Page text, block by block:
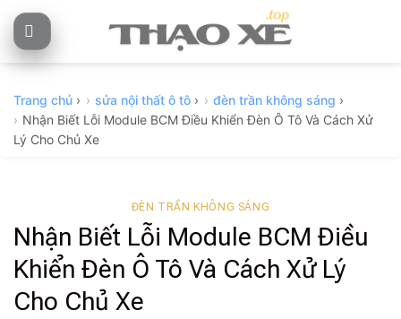
Skip
to
Trang chủ › sửa nội thất ô tô › đèn trần không sáng ›
Nhận Biết Lỗi Module BCM Điều Khiển Đèn Ô Tô Và Cách Xử
Lý Cho Chủ Xe
ĐÈN TRẦN KHÔNG SÁNG
Nhận Biết Lỗi Module BCM Điều
Khiển Đèn Ô Tô Và Cách Xử Lý
Cho Chủ Xe